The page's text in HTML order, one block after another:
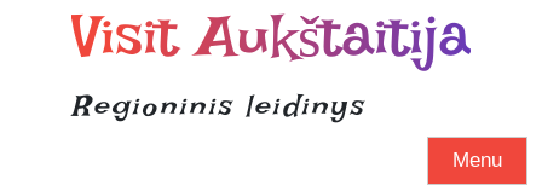
Visit Aukštaitija
Regioninis leidinys
Menu